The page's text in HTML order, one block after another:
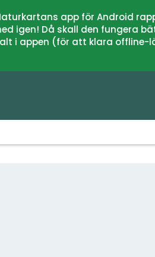
app för Android
igen! Då skall den fungera
i appen (för att klara